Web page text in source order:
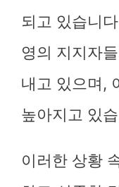
되고 있습니
영의 지지자
내고 있으며,
높아지고 있
이러한 상황